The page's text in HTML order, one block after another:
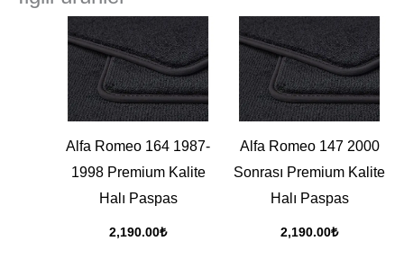
Alfa Romeo 164 1987-
1998 Premium Kalite
Halı Paspas
2,190.00₺
Alfa Romeo 147 2000
Sonrası Premium Kalite
Halı Paspas
2,190.00₺